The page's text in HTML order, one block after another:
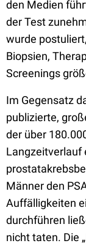
den Medien
der Test
wurde
Biopsien,
Screenings
Im Gegensatz
publizierte,
der über
Langzeitverlauf
Männer den
Auffälligkeiten
durchführen
nicht taten. Die